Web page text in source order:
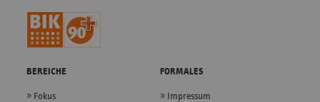
BEREICHE
Fokus
FORMALES
Impressum